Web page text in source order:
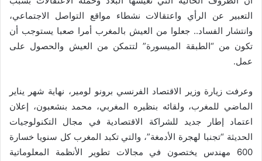
التعبير عن الرأي واعتقالات نشطاء مواقع التواصل الاجتماعي،
وانتشار الفساد.. جعلوا من العيش بالمغرب أمرا صعبا يستوجب أن
تكون من “الطبقة الميسورة” لتتمكن من العيش والحصول على
عمل.
وعرفت زيارة وزير الاقتصاد الفرنسي برونو لومير، نهاية شهر يناير
الماضي للمغرب، ولقائه بنظيره المغربي، محمد بنشعبون، إعلان
اعتماد إطار جديد للشراكة الاقتصادية في مجال التكنولوجيات
الحديثة “تجنبا لهجرة الأدمغة”، والتي تكبد المغرب كل سنويا خسارة
600 مهندس يختصون في مجالات تطوير الأنظمة المعلوماتية